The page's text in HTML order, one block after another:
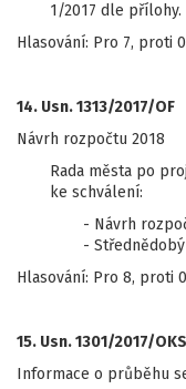
1/2017 dle přílohy.
Hlasování: Pro 7, proti
14. Usn. 1313/2017/OF
Návrh rozpočtu 2018
Rada města po
ke schválení:
- Návrh
-
Hlasování: Pro 8, proti
15. Usn. 1301/2017/OKS
Informace o průběhu